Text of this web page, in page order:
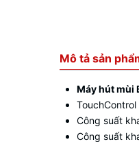
Mô tả sản
Máy hút mùi
Công suất
Công suất